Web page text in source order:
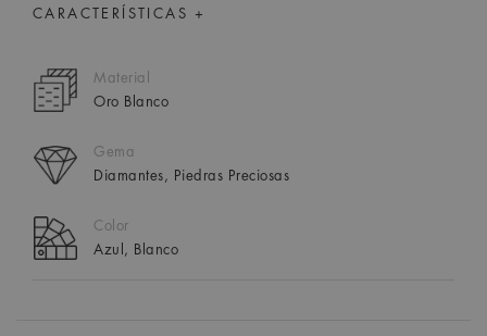
CARACTERÍSTICAS +
Material
Oro Blanco
Gema
Diamantes, Piedras Preciosas
Color
Azul, Blanco